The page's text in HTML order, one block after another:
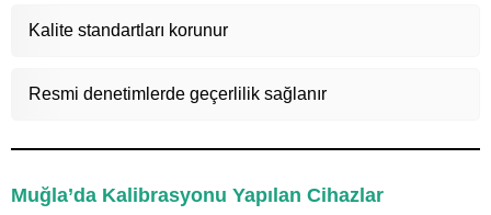
Kalite standartları korunur
Resmi denetimlerde geçerlilik sağlanır
Muğla’da Kalibrasyonu Yapılan Cihazlar